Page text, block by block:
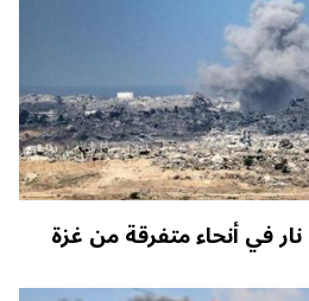
في أنحاء متفرقة من غزة